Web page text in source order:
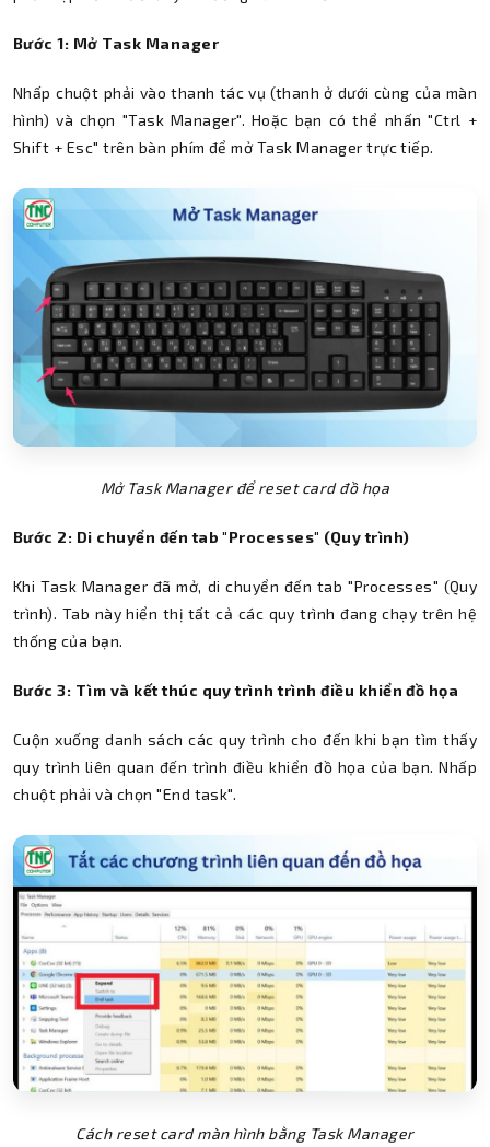
Bước 1: Mở Task Manager
Nhấp chuột phải vào thanh tác vụ (thanh ở dưới cùng của màn
hình) và chọn "Task Manager". Hoặc bạn có thể nhấn "Ctrl +
Shift + Esc" trên bàn phím để mở Task Manager trực tiếp.
Mở Task Manager để reset card đồ họa
Bước 2: Di chuyển đến tab "Processes" (Quy trình)
Khi Task Manager đã mở, di chuyển đến tab "Processes" (Quy
trình). Tab này hiển thị tất cả các quy trình đang chạy trên hệ
thống của bạn.
Bước 3: Tìm và kết thúc quy trình trình điều khiển đồ họa
Cuộn xuống danh sách các quy trình cho đến khi bạn tìm thấy
quy trình liên quan đến trình điều khiển đồ họa của bạn. Nhấp
chuột phải và chọn "End task".
Cách reset card màn hình bằng Task Manager